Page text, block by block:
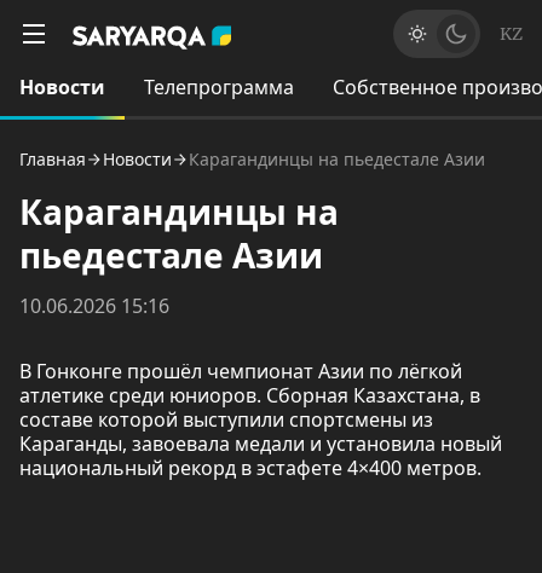
KZ
Новости Телепрограмма Собственное
Главная Новости Карагандинцы на пьедестале Азии
Карагандинцы на
пьедестале Азии
10.06.2026 15:16
В Гонконге прошёл чемпионат Азии по лёгкой
атлетике среди юниоров. Сборная Казахстана, в
составе которой выступили спортсмены из
Караганды, завоевала медали и установила новый
национальный рекорд в эстафете 4×400 метров.